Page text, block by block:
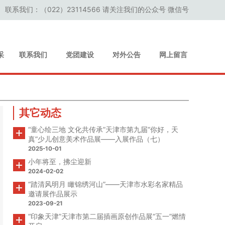
联系我们：（022）23114566 请关注我们的公众号 微信号
联系我们 党团建设 对外公告 网上留言
其它动态
“童心绘三地 文化共传承”天津市第九届“你好，天
真”少儿创意美术作品展——入展作品（七）
2025-10-01
小年将至，拂尘迎新
2024-02-02
“踏清风明月 瞰锦绣河山”——天津市水彩名家精品
邀请展作品展示
2023-09-21
“印象天津”天津市第二届插画原创作品展“五一”燃情